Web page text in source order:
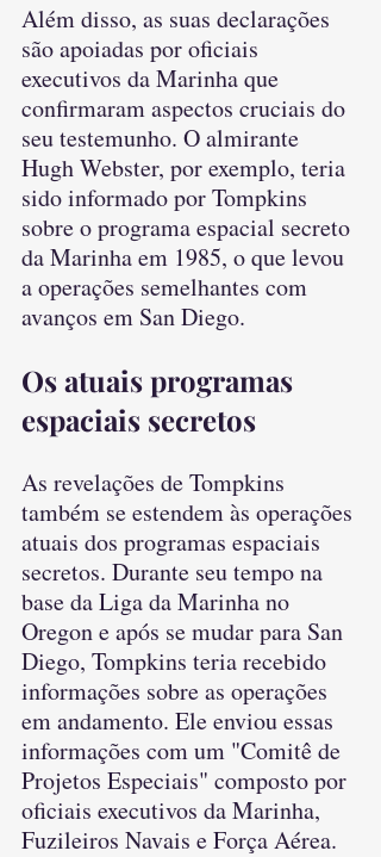
Além disso, as suas declarações
são apoiadas por oficiais
executivos da Marinha que
confirmaram aspectos cruciais do
seu testemunho. O almirante
Hugh Webster, por exemplo, teria
sido informado por Tompkins
sobre o programa espacial secreto
da Marinha em 1985, o que levou
a operações semelhantes com
avanços em San Diego.
Os atuais programas
espaciais secretos
As revelações de Tompkins
também se estendem às operações
atuais dos programas espaciais
secretos. Durante seu tempo na
base da Liga da Marinha no
Oregon e após se mudar para San
Diego, Tompkins teria recebido
informações sobre as operações
em andamento. Ele enviou essas
informações com um "Comitê de
Projetos Especiais" composto por
oficiais executivos da Marinha,
Fuzileiros Navais e Força Aérea.